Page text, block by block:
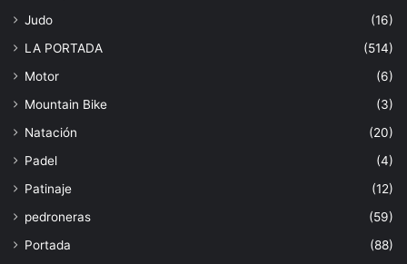
Judo
(16)
LA PORTADA
(514)
Motor
(6)
Mountain Bike
(3)
Natación
(20)
Padel
(4)
Patinaje
(12)
pedroneras
(59)
Portada
(88)